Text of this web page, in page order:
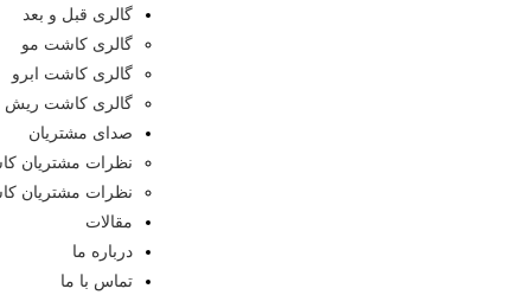
گالری قبل و بعد
گالری کاشت مو
گالری کاشت ابرو
گالری کاشت ریش
صدای مشتریان
نظرات مشتریان
نظرات مشتریان
مقالات
درباره ما
تماس با ما